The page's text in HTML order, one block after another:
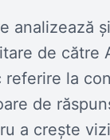
analizează
de către
referire la
de
a crește